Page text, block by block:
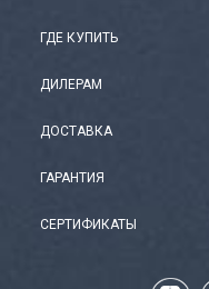
ГДЕ КУПИТЬ
ДИЛЕРАМ
ДОСТАВКА
ГАРАНТИЯ
СЕРТИФИКАТЫ